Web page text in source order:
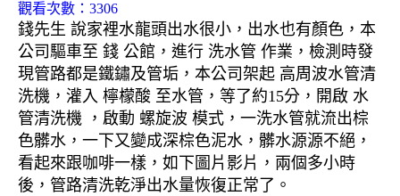
觀看次數：3306
錢先生 說家裡水龍頭出水很小，出水也有顏色，本
公司驅車至 錢 公館，進行 洗水管 作業，檢測時發
現管路都是鐵鏽及管垢，本公司架起 高周波水管清
洗機，灌入 檸檬酸 至水管，等了約15分，開啟 水
管清洗機 ，啟動 螺旋波 模式，一洗水管就流出棕
色髒水，一下又變成深棕色泥水，髒水源源不絕，
看起來跟咖啡一樣，如下圖片影片，兩個多小時
後，管路清洗乾淨出水量恢復正常了。